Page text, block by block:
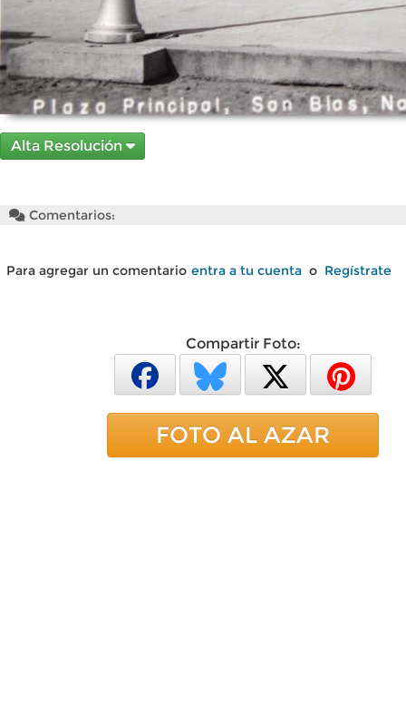
Alta Resolución
Comentarios:
Para agregar un comentario entra a tu cuenta o Regístrate
Compartir Foto:
FOTO AL AZAR